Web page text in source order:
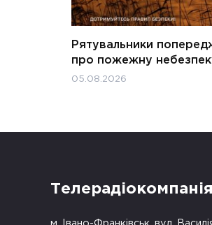
Рятувальники
про пожежну
05.08.2026
Телерадіокомпанія